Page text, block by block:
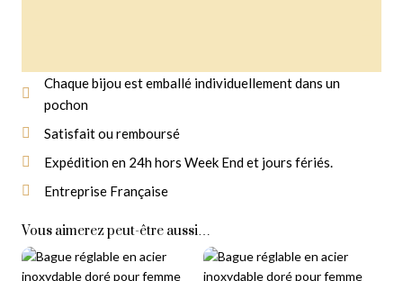
Livraison Gratuite
À partir de 14,90 € d'achat
Chaque bijou est emballé individuellement dans un
pochon
Satisfait ou remboursé
Expédition en 24h hors Week End et jours fériés.
Entreprise Française
Vous aimerez peut-être aussi…